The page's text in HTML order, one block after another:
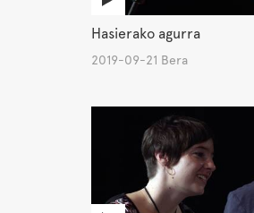
Hasierako agurra
2019-09-21 Bera